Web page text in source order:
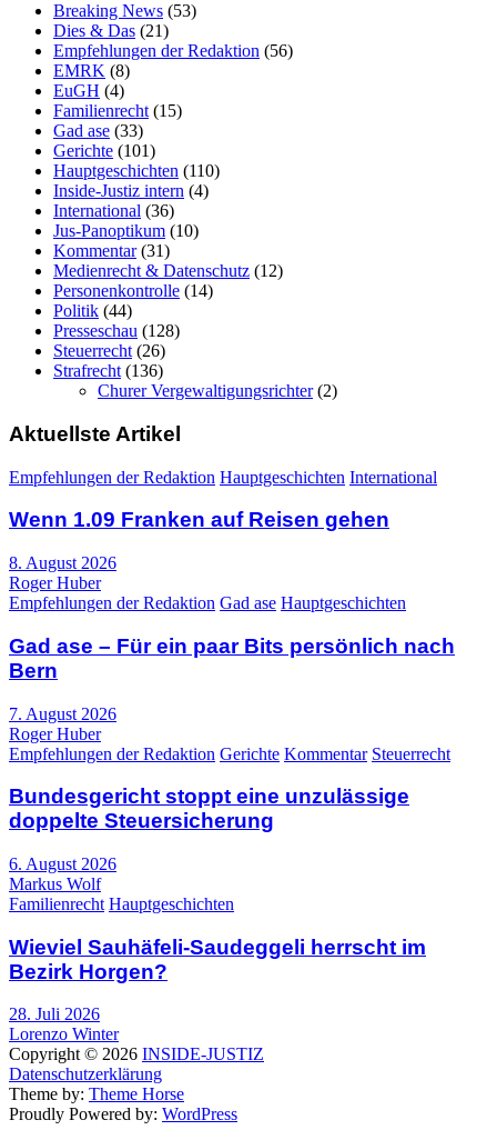
Breaking News (53)
Dies & Das (21)
Empfehlungen der Redaktion (56)
EMRK (8)
EuGH (4)
Familienrecht (15)
Gad ase (33)
Gerichte (101)
Hauptgeschichten (110)
Inside-Justiz intern (4)
International (36)
Jus-Panoptikum (10)
Kommentar(31)
Medienrecht & Datenschutz (12)
Personenkontrolle (14)
Politik (44)
Presseschau (128)
Steuerrecht (26)
Strafrecht (136)
Churer Vergewaltigungsrichter(2)
Aktuellste Artikel
Empfehlungen der Redaktion Hauptgeschichten International
Wenn 1.09 Franken auf Reisen gehen
8. August 2026
Roger Huber
Empfehlungen der Redaktion Gad ase Hauptgeschichten
Gad ase – Für ein paar Bits persönlich nach
Bern
7. August 2026
Roger Huber
Empfehlungen der Redaktion Gerichte Kommentar Steuerrecht
Bundesgericht stoppt eine unzulässige
doppelte Steuersicherung
6. August 2026
Markus Wolf
Familienrecht Hauptgeschichten
Wieviel Sauhäfeli-Saudeggeli herrscht im
Bezirk Horgen?
28. Juli 2026
Lorenzo Winter
Copyright © 2026 INSIDE-JUSTIZ
Datenschutzerklärung
Theme by: Theme Horse
Proudly Powered by: WordPress